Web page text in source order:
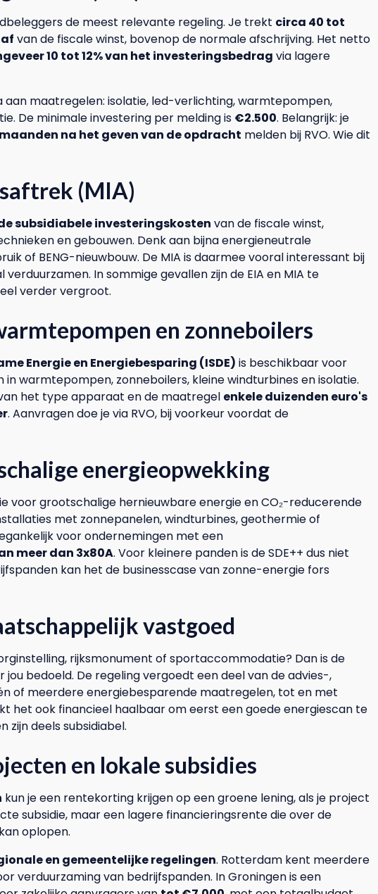
de meest relevante regeling. Je trekt circa 40 tot
van de fiscale winst, bovenop de normale afschrijving. Het netto
10 tot 12% van het investeringsbedrag via lagere
aan maatregelen: isolatie, led-verlichting, warmtepompen,
De minimale investering per melding is €2.500. Belangrijk: je
na het geven van de opdracht melden bij RVO. Wie dit
(MIA)
subsidiabele investeringskosten van de fiscale winst,
en gebouwen. Denk aan bijna energieneutrale
of BENG-nieuwbouw. De MIA is daarmee vooral interessant bij
In sommige gevallen zijn de EIA en MIA te
verder vergroot.
en zonneboilers
Energie en Energiebesparing (ISDE) is beschikbaar voor
in warmtepompen, zonneboilers, kleine windturbines en isolatie.
het type apparaat en de maatregel enkele duizenden euro's
. Aanvragen doe je via RVO, bij voorkeur voordat de
energieopwekking
voor grootschalige hernieuwbare energie en CO₂-reducerende
met zonnepanelen, windturbines, geothermie of
voor ondernemingen met een
meer dan 3x80A. Voor kleinere panden is de SDE++ dus niet
kan het de businesscase van zonne-energie fors
vastgoed
rijksmonument of sportaccommodatie? Dan is de
jou bedoeld. De regeling vergoedt een deel van de advies-,
of meerdere energiebesparende maatregelen, tot en met
het ook financieel haalbaar om eerst een goede energiescan te
zijn deels subsidiabel.
en lokale subsidies
kun je een rentekorting krijgen op een groene lening, als je project
subsidie, maar een lagere financieringsrente die over de
oplopen.
en gemeentelijke regelingen. Rotterdam kent meerdere
verduurzaming van bedrijfspanden. In Groningen is een